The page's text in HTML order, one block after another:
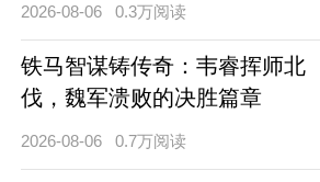
2026-08-06 0.3万阅读
铁马智谋铸传奇：韦睿挥师北
伐，魏军溃败的决胜篇章
2026-08-06 0.7万阅读